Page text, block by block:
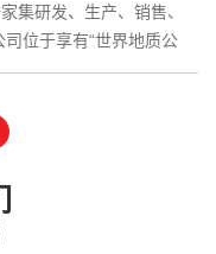
集研发、生产、销售、
位于享有“世界地质公